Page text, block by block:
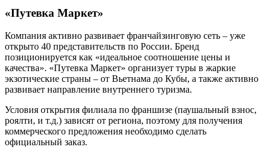
«Путевка Маркет»
Компания активно развивает франчайзинговую сеть – уже
открыто 40 представительств по России. Бренд
позиционируется как «идеальное соотношение цены и
качества». «Путевка Маркет» организует туры в жаркие
экзотические страны – от Вьетнама до Кубы, а также активно
развивает направление внутреннего туризма.
Условия открытия филиала по франшизе (паушальный взнос,
роялти, и т.д.) зависят от региона, поэтому для получения
коммерческого предложения необходимо сделать
официальный заказ.